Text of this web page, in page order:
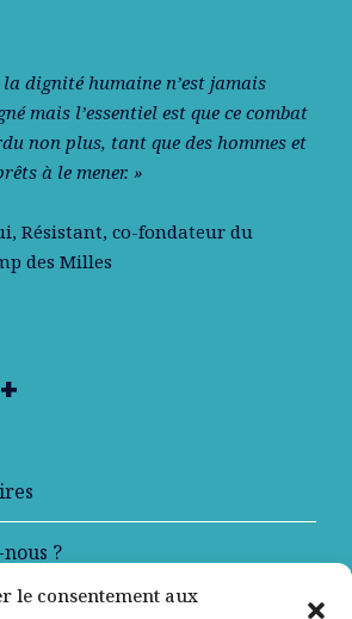
le consentement aux
dignité humaine n’est jamais
mais l’essentiel est que ce combat
non plus, tant que des hommes et
à le mener. »
, Résistant, co-fondateur du
des Milles
?